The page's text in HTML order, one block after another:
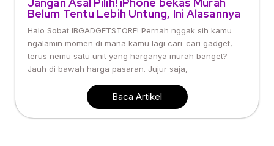
Jangan Asal Pilih! iPhone bekas Murah
Belum Tentu Lebih Untung, Ini Alasannya
Halo Sobat IBGADGETSTORE! Pernah nggak sih kamu
ngalamin momen di mana kamu lagi cari-cari gadget,
terus nemu satu unit yang harganya murah banget?
Jauh di bawah harga pasaran. Jujur saja,
Baca Artikel